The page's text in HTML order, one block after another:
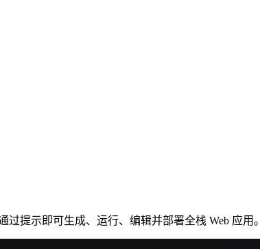
过提示即可生成、运行、编辑并部署全栈 Web 应用。